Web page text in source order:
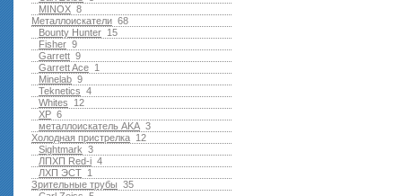
8
MINOX
68
Металлоискатели
15
Bounty Hunter
9
Fisher
9
Garrett
1
Garrett Ace
9
Minelab
4
Teknetics
12
Whites
6
XP
3
металлоискатель AKA
12
Холодная пристрелка
3
Sightmark
4
ЛПХП Red-i
1
ЛХП ЭСТ
35
Зрительные трубы